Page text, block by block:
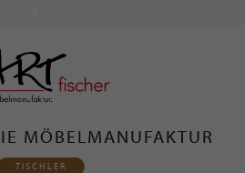
MÖBELMANUFAKTUR
TISCHLER